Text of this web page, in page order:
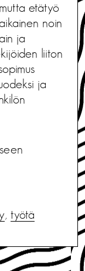
etätyö
noin
ja
liiton
ja
, työtä